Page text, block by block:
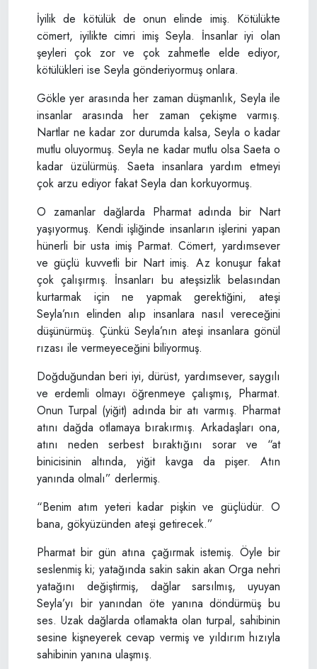
İyilik de kötülük de onun elinde imiş. Kötülükte
cömert, iyilikte cimri imiş Seyla. İnsanlar iyi olan
şeyleri çok zor ve çok zahmetle elde ediyor,
kötülükleri ise Seyla gönderiyormuş onlara.
Gökle yer arasında her zaman düşmanlık, Seyla ile
insanlar arasında her zaman çekişme varmış.
Nartlar ne kadar zor durumda kalsa, Seyla o kadar
mutlu oluyormuş. Seyla ne kadar mutlu olsa Saeta o
kadar üzülürmüş. Saeta insanlara yardım etmeyi
çok arzu ediyor fakat Seyla dan korkuyormuş.
O zamanlar dağlarda Pharmat adında bir Nart
yaşıyormuş. Kendi işliğinde insanların işlerini yapan
hünerli bir usta imiş Parmat. Cömert, yardımsever
ve güçlü kuvvetli bir Nart imiş. Az konuşur fakat
çok çalışırmış. İnsanları bu ateşsizlik belasından
kurtarmak için ne yapmak gerektiğini, ateşi
Seyla’nın elinden alıp insanlara nasıl vereceğini
düşünürmüş. Çünkü Seyla’nın ateşi insanlara gönül
rızası ile vermeyeceğini biliyormuş.
Doğduğundan beri iyi, dürüst, yardımsever, saygılı
ve erdemli olmayı öğrenmeye çalışmış, Pharmat.
Onun Turpal (yiğit) adında bir atı varmış. Pharmat
atını dağda otlamaya bırakırmış. Arkadaşları ona,
atını neden serbest bıraktığını sorar ve “at
binicisinin altında, yiğit kavga da pişer. Atın
yanında olmalı” derlermiş.
“Benim atım yeteri kadar pişkin ve güçlüdür. O
bana, gökyüzünden ateşi getirecek.”
Pharmat bir gün atına çağırmak istemiş. Öyle bir
seslenmiş ki; yatağında sakin sakin akan Orga nehri
yatağını değiştirmiş, dağlar sarsılmış, uyuyan
Seyla’yı bir yanından öte yanına döndürmüş bu
ses. Uzak dağlarda otlamakta olan turpal, sahibinin
sesine kişneyerek cevap vermiş ve yıldırım hızıyla
sahibinin yanına ulaşmış.